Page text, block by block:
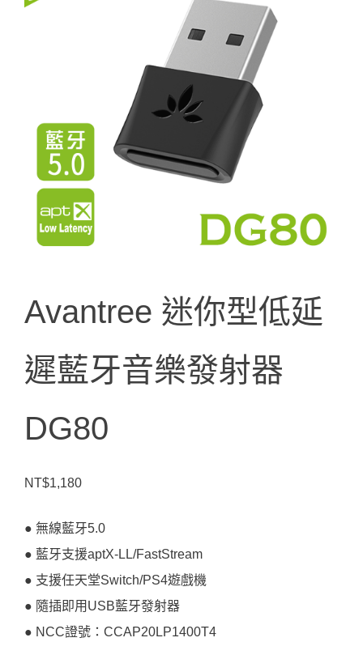
Avantree 迷你型低延
遲藍牙音樂發射器
DG80
NT$1,180
● 無線藍牙5.0
● 藍牙支援aptX-LL/FastStream
● 支援任天堂Switch/PS4遊戲機
● 隨插即用USB藍牙發射器
● NCC證號：CCAP20LP1400T4